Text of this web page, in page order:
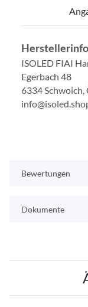
ISOLED FIAI
Egerbach 48
6334
Bewertungen
Dokumente